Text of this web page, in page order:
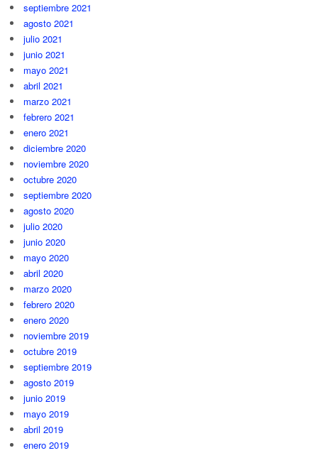
septiembre 2021
agosto 2021
julio 2021
junio 2021
mayo 2021
abril 2021
marzo 2021
febrero 2021
enero 2021
diciembre 2020
noviembre 2020
octubre 2020
septiembre 2020
agosto 2020
julio 2020
junio 2020
mayo 2020
abril 2020
marzo 2020
febrero 2020
enero 2020
noviembre 2019
octubre 2019
septiembre 2019
agosto 2019
junio 2019
mayo 2019
abril 2019
enero 2019